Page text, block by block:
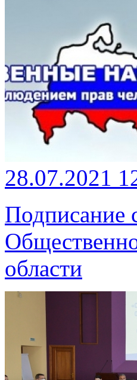
28.07.2021
Подписание
области